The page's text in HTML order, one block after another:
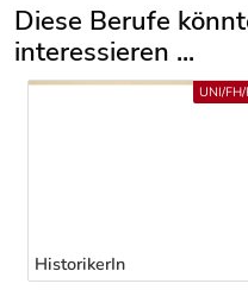
Diese Berufe
interessieren ...
Uber weitere
HistorikerIn
UNI/FH/